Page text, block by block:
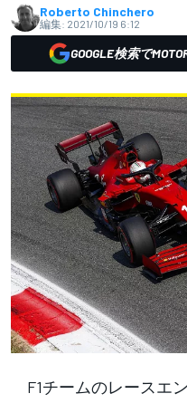
Roberto Chinchero
編集: 2021/10/19 6:12
GOOGLE検索で
F1チームのレースエ